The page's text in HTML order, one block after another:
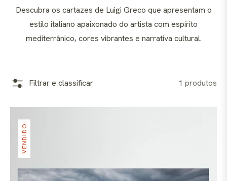
Descubra os cartazes de Luigi Greco que apresentam o
estilo italiano apaixonado do artista com espírito
mediterrânico, cores vibrantes e narrativa cultural.
Filtrar e classificar 1 produtos
VENDIDO